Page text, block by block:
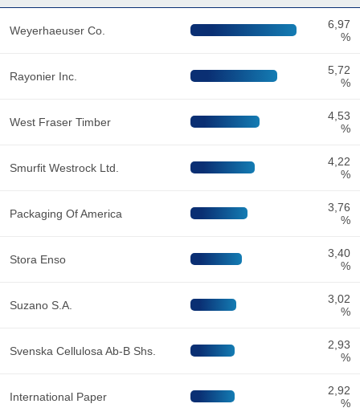
Weyerhaeuser Co.
6,97
%
Rayonier Inc.
5,72
%
West Fraser Timber
4,53
%
Smurfit Westrock Ltd.
4,22
%
Packaging Of America
3,76
%
Stora Enso
3,40
%
Suzano S.A.
3,02
%
Svenska Cellulosa Ab-B Shs.
2,93
%
International Paper
2,92
%